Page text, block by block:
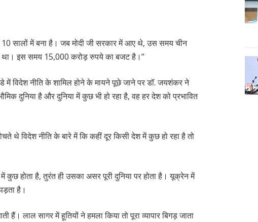
10 सालों में बना है। जब मोदी जी सरकार में आए थे, उस समय चीन
था। इस समय 15,000 करोड़ रुपये का बजट है।”
में विदेश नीति के शामिल होने के मायने पूछे जाने पर डॉ. जयशंकर ने
दुनिया है और दुनिया में कुछ भी हो रहा है, वह हर देश को प्रभावित
थे विदेश नीति के बारे में कि कहीं दूर किसी देश में कुछ हो रहा है तो
कुछ होता है, तुरंत ही उसका असर पूरी दुनिया पर होता है। यूक्रेन में
है।
हैं। लाल सागर में हूतियों ने हमला किया तो पूरा व्यापार बिगड़ जाता